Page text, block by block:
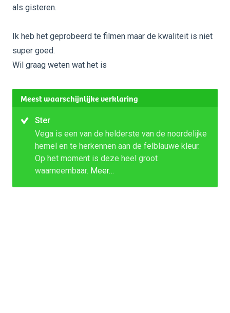
als gisteren.
Ik heb het geprobeerd te filmen maar de kwaliteit is niet
super goed.
Wil graag weten wat het is
Meest waarschijnlijke verklaring
Ster
Vega is een van de helderste van de noordelijke
hemel en te herkennen aan de felblauwe kleur.
Op het moment is deze heel groot
waarneembaar. Meer…